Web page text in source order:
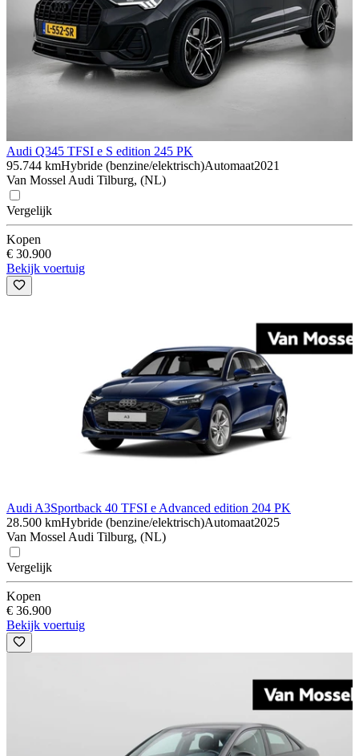
Audi Q345 TFSI e S edition 245 PK
95.744 kmHybride (benzine/elektrisch)Automaat2021
Van Mossel Audi Tilburg, (NL)
Vergelijk
Kopen
€ 30.900
Bekijk voertuig
Audi A3Sportback 40 TFSI e Advanced edition 204 PK
28.500 kmHybride (benzine/elektrisch)Automaat2025
Van Mossel Audi Tilburg, (NL)
Vergelijk
Kopen
€ 36.900
Bekijk voertuig